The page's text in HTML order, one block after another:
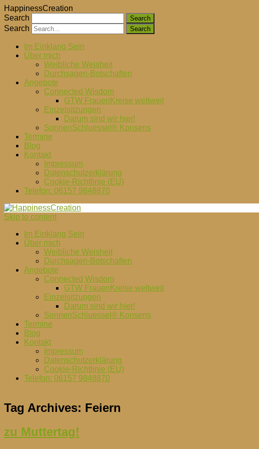
HappinessCreation
Search
Search
Im Einklang Sein
Über mich
Weibliche Weisheit
Durchsagen-Botschaften
Angebote
Connected Wisdom
GTW FrauenKreise weltweit
Einzelsitzungen
Darum sind wir hier!
SonnenSchluessel® Konsens
Termine
Blog
Kontakt
Impressum
Datenschutzerklärung
Cookie-Richtlinie (EU)
Telefon: 06157 9848870
Skip to content
Im Einklang Sein
Über mich
Weibliche Weisheit
Durchsagen-Botschaften
Angebote
Connected Wisdom
GTW FrauenKreise weltweit
Einzelsitzungen
Darum sind wir hier!
SonnenSchluessel® Konsens
Termine
Blog
Kontakt
Impressum
Datenschutzerklärung
Cookie-Richtlinie (EU)
Telefon: 06157 9848870
Tag Archives: Feiern
zu Muttertag!